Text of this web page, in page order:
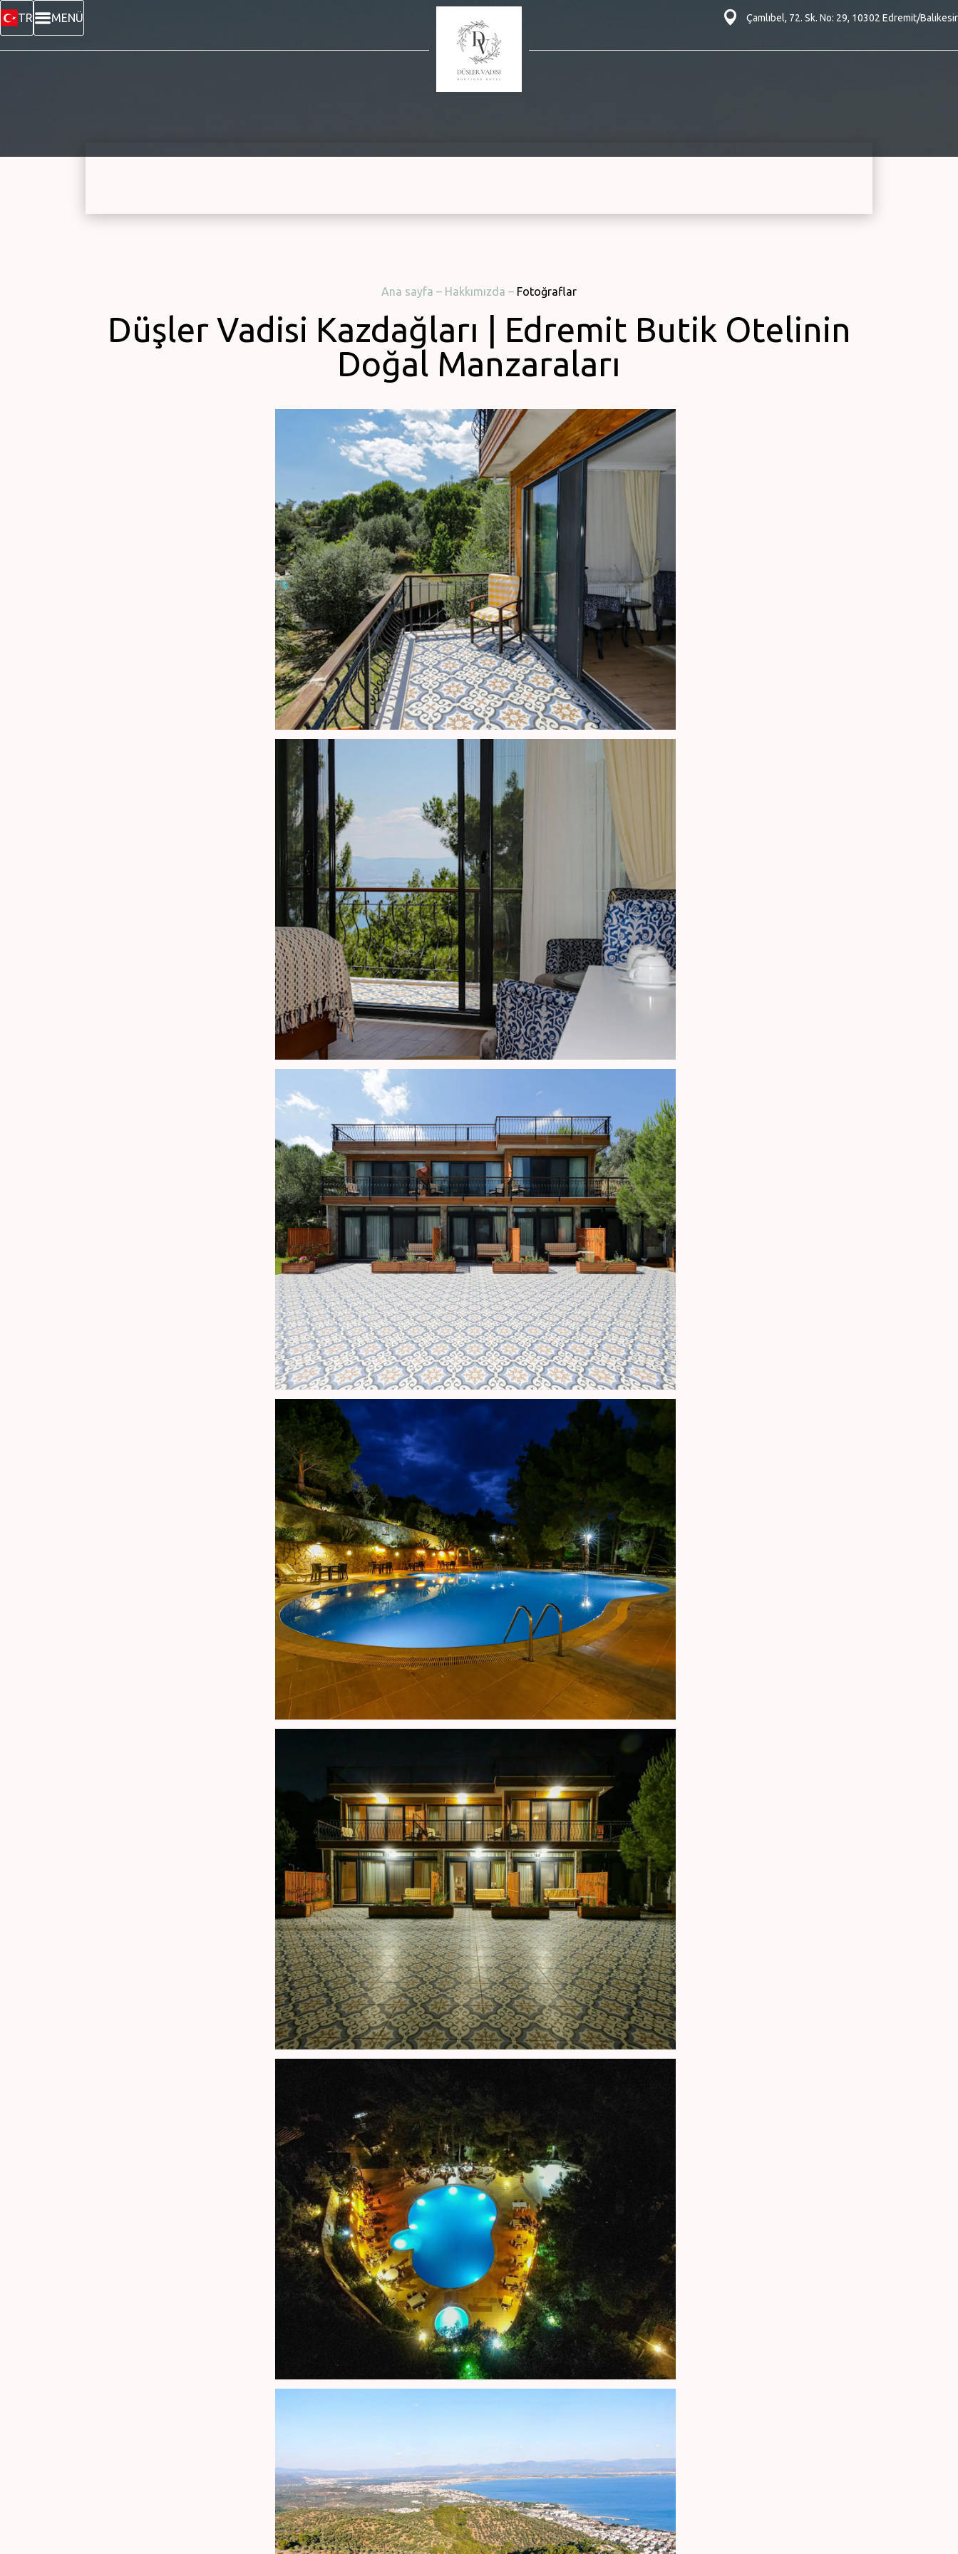
TR MENÜ Çamlıbel, 72. Sk. No: 29, 10302 Edremit/Balıkesir
Ana sayfa – Hakkımızda – Fotoğraflar
Düşler Vadisi Kazdağları | Edremit Butik Otelinin
Doğal Manzaraları